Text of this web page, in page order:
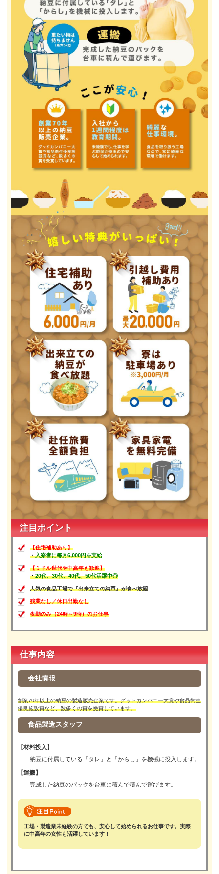
注目ポイント
【住宅補助あり】
・入寮者に毎月6,000円を支給
【ミドル世代や中高年も歓迎】
・20代、30代、40代、50代活躍中◎
人気の食品工場で『出来立ての納豆』が食べ放題
残業なし／休日出勤なし
夜勤のみ（24時～9時）のお仕事
仕事内容
会社情報
創業70年以上の納豆の製造販売企業です。グッドカンパニー大賞や食品衛生
優良施設賞など、数多くの賞を受賞しています。
食品製造スタッフ
【材料投入】
納豆に付属している「タレ」と「からし」を機械に投入します。
【運搬】
完成した納豆のパックを台車に積んで積んで運びます。
工場・製造業未経験の方でも、安心して始められるお仕事です。実際
に中高年の女性も活躍しています！